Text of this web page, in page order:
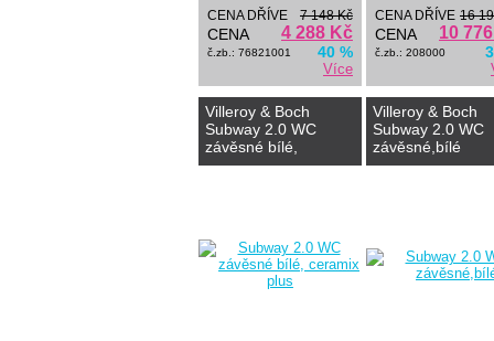
CENA DŘÍVE 7 148 Kč
CENA 4 288 Kč
č.zb.: 76821001 40 %
Více
CENA DŘÍVE 16
CENA 10
č.zb.: 208000
Villeroy & Boch
Subway 2.0 WC
závěsné bílé,
ceramix plus
Villeroy & Boch
Subway 2.0 WC
závěsné,bílé